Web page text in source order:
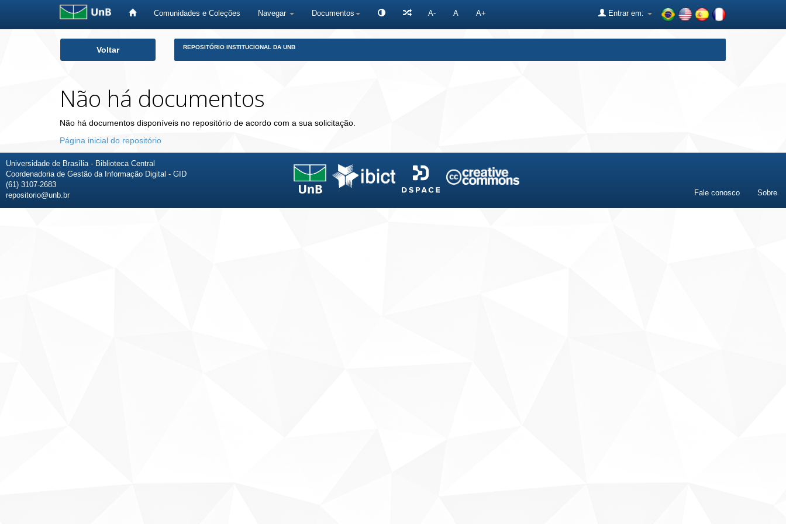
Comunidades e Coleções Navegar Documentos A- A A+ Entrar em:
Voltar REPOSITÓRIO INSTITUCIONAL DA UNB
Não há documentos
Não há documentos disponíveis no repositório de acordo com a sua solicitação.
Página inicial do repositório
Universidade de Brasília - Biblioteca Central
Coordenadoria de Gestão da Informação Digital - GID
(61) 3107-2683
repositorio@unb.br
Fale conosco Sobre